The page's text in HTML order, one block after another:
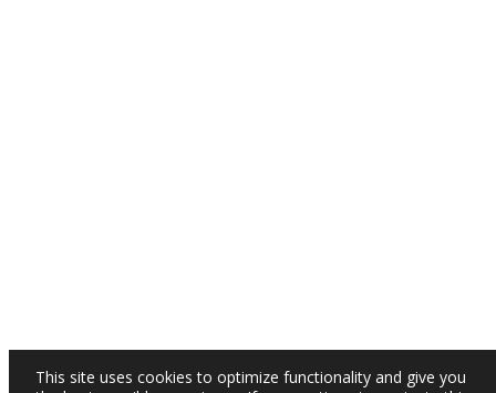
This site uses cookies to optimize functionality and give you